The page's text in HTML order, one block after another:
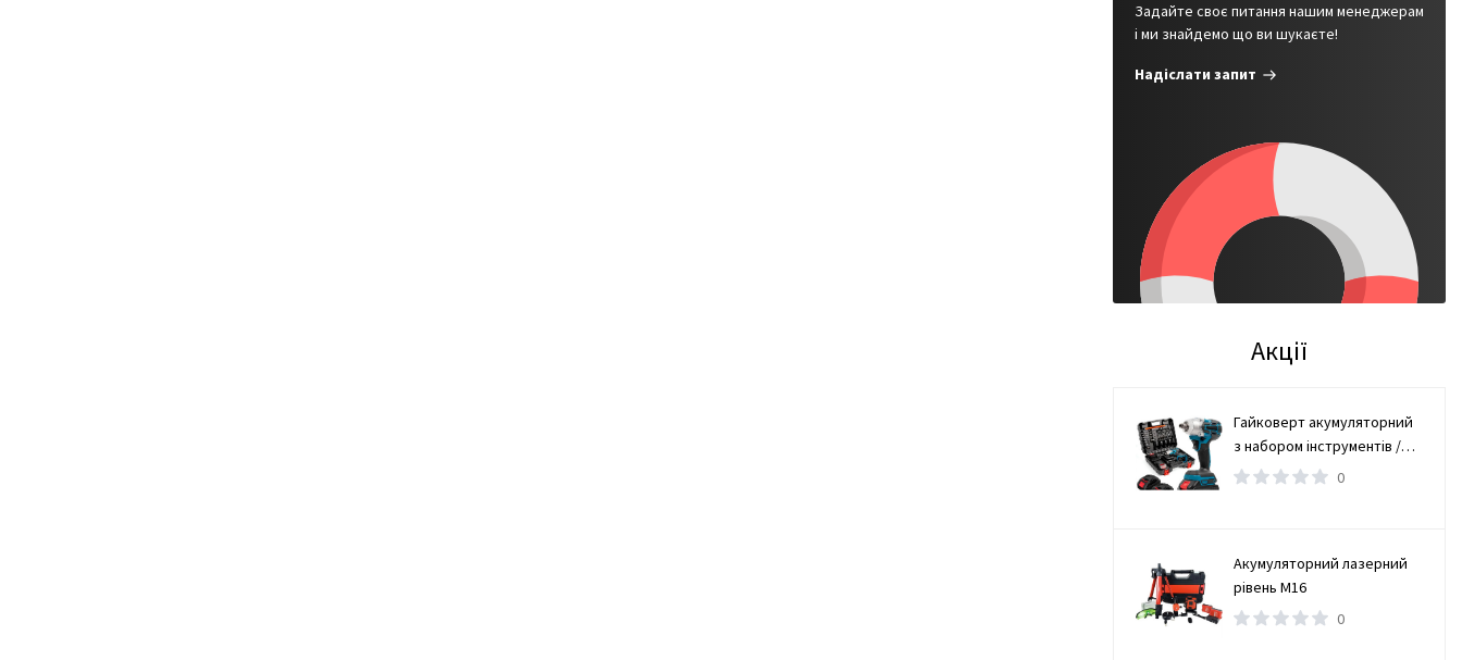
Задайте своє питання нашим менеджерам
і ми знайдемо що ви шукаєте!
Надіслати запит
Акції
Гайковерт акумуляторний
з набором інструментів /
Безщітковий гайковерт 2
0
Акумуляторний лазерний
рівень М16
0